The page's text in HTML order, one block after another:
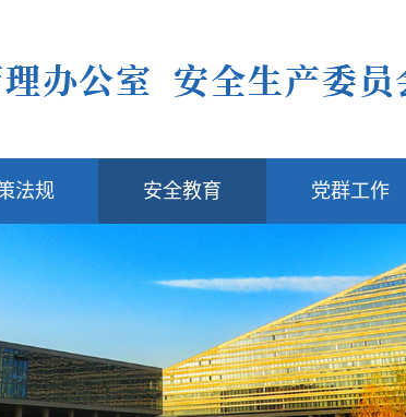
法规 安全教育 党群工作